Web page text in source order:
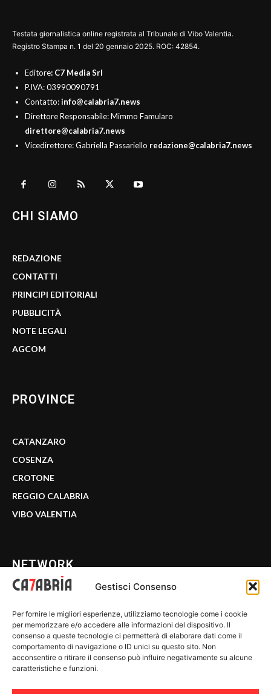
Gestisci Consenso
Per fornire le migliori esperienze, utilizziamo tecnologie come i cookie
per memorizzare e/o accedere alle informazioni del dispositivo. Il
consenso a queste tecnologie ci permetterà di elaborare dati come il
comportamento di navigazione o ID unici su questo sito. Non
acconsentire o ritirare il consenso può influire negativamente su alcune
caratteristiche e funzioni.
Testata giornalistica online registrata al Tribunale di Vibo Valentia.
Registro Stampa n. 1 del 20 gennaio 2025. ROC: 42854.
Editore: C7 Media Srl
P.IVA: 03990090791
Contatto:info@calabria7.news
Direttore Responsabile: Mimmo Famularo
direttore@calabria7.news
Vicedirettore: Gabriella Passariello redazione@calabria7.news
CHI SIAMO
REDAZIONE
CONTATTI
PRINCIPI EDITORIALI
PUBBLICITÀ
NOTE LEGALI
AGCOM
PROVINCE
CATANZARO
COSENZA
CROTONE
REGGIO CALABRIA
VIBO VALENTIA
NETWORK
WE CALABRIA
C7 PLAY
MIX ZONE